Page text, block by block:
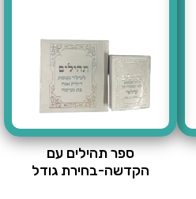
ספר תהילים עם
הקדשה-בחירת גודל